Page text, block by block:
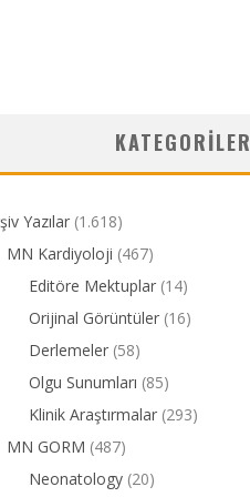
KATEGORILER
Yazılar (1.618)
MN Kardiyoloji (467)
Editöre Mektuplar (14)
Orijinal Görüntüler (16)
Derlemeler (58)
Olgu Sunumları (85)
Klinik Araştırmalar (293)
MN GORM (487)
Neonatology (20)